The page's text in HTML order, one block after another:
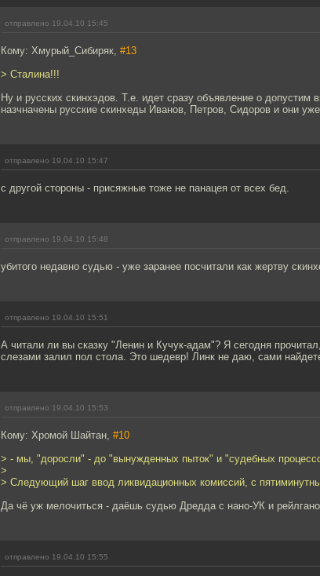
отправлено 19.04.10 15:45
Кому: Хмурый_Сибиряк, #13
> Сталина!!!
Ну и русских скинхэдов. Т.е. идет сразу объявление о допустим
назчначены русские скинхеды Иванов, Петров, Сидоров и они
отправлено 19.04.10 15:47
с другой стороны - присяжные тоже не панацея от всех бед.
отправлено 19.04.10 15:48
убитого недавно судью - уже заранее посчитали как жертву
отправлено 19.04.10 15:51
А читали ли вы сказку "Ленин и Кучук-адам"? Я сегодня
слезами залил пол стола. Это шедевр! Линк не даю, сами
отправлено 19.04.10 15:53
Кому: Хромой Шайтан, #10
> - мы, "доросли" - до "вынужденных пыток" и "судебных
>
> Следующий шаг ввод ликвидационных комиссий, с
Да чё уж мелочиться - даёшь судью Дредда с нано-УК и
отправлено 19.04.10 15:55